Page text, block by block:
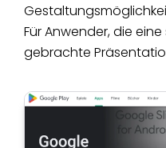
Für Anwender, die
gebrachte